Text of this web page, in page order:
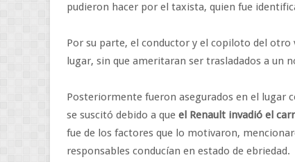
pudieron hacer por el taxista, quien fue
Por su parte, el conductor y el copiloto del otro
lugar, sin que ameritaran ser trasladados a un
Posteriormente fueron asegurados en el lugar
se suscitó debido a que el Renault invadió el
fue de los factores que lo motivaron,
responsables conducían en estado de ebriedad.